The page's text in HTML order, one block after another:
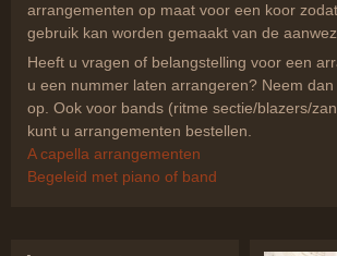
arrangementen op maat voor een koor
gebruik kan worden gemaakt van de
Heeft u vragen of belangstelling voor een
u een nummer laten arrangeren? Neem dan
op. Ook voor bands (ritme sectie/blazers/
kunt u arrangementen bestellen.
A capella arrangementen
Begeleid met piano of band